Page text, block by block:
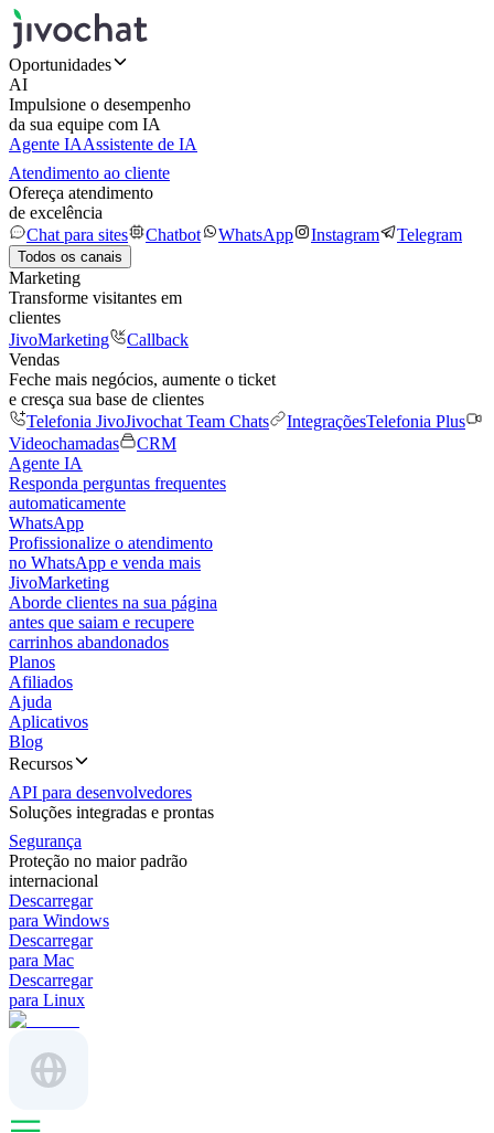
Oportunidades
AI
Impulsione o desempenho
da sua equipe com IA
Agente IAAssistente de IA
Atendimento ao cliente
Ofereça atendimento
de excelência
Chat para sites
Chatbot WhatsApp Instagram Telegram
Todos os canais
Marketing
Transforme visitantes em
clientes
JivoMarketing
Callback
Vendas
Feche mais negócios, aumente o ticket
e cresça sua base de clientes
Telefonia JivoJivochat Team Chats IntegraçõesTelefonia Plus
Videochamadas
CRM
Agente IA
Responda perguntas frequentes
automaticamente
WhatsApp
Profissionalize o atendimento
no WhatsApp e venda mais
JivoMarketing
Aborde clientes na sua página
antes que saiam e recupere
carrinhos abandonados
Planos
Afiliados
Ajuda
Aplicativos
Blog
Recursos
API para desenvolvedores
Soluções integradas e prontas
Segurança
Proteção no maior padrão
internacional
Descarregar
para Windows
Descarregar
para Mac
Descarregar
para Linux